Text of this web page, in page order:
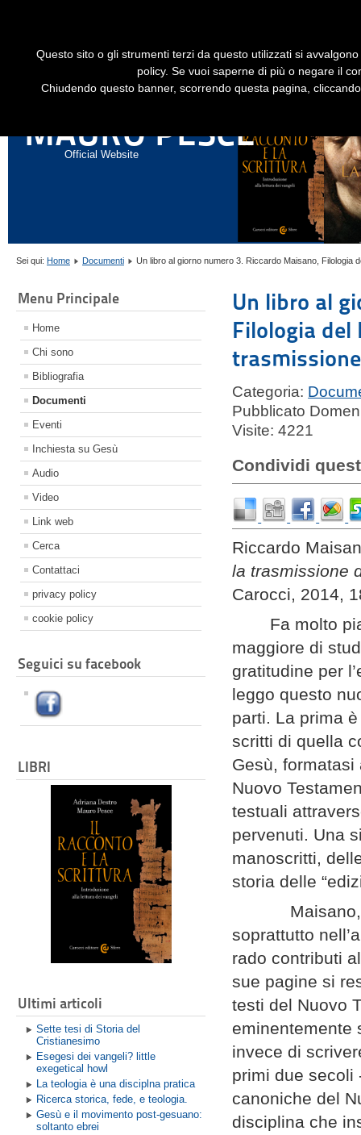
MAURO PESCE
Official Website
GESÙ STORICO - HISTORICAL JESUS
Sei qui: Home Documenti Un libro al giorno numero 3. Riccardo Maisano, Filologia
Menu Principale
Home
Chi sono
Bibliografia
Documenti
Eventi
Inchiesta su Gesù
Audio
Video
Link web
Cerca
Contattaci
privacy policy
cookie policy
Seguici su facebook
LIBRI
Ultimi articoli
Sette tesi di Storia del
Cristianesimo
Esegesi dei vangeli? little
exegetical howl
La teologia è una disciplna pratica
Ricerca storica, fede, e teologia.
Gesù e il movimento post-gesuano:
soltanto ebrei
Un libro al
Filologia del
Categoria:
Pubblicato
Visite: 4221
Condividi
Riccardo
la trasmissione
Carocci, 2014,
Fa molto
maggiore di
gratitudine per
leggo questo
parti. La prima
scritti di quella
Gesù, formatasi
Nuovo
testuali
pervenuti. Una
manoscritti,
storia delle
Maisano,
soprattutto
rado contributi
sue pagine si
testi del Nuovo
eminentemente
invece di
primi due secoli
canoniche del
disciplina che
Questo sito o gli strumenti terzi da questo utilizzati si
policy. Se vuoi saperne di più o negare il
Chiudendo questo banner, scorrendo questa pagina,